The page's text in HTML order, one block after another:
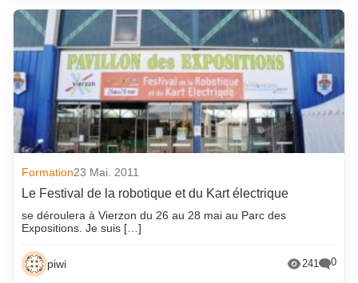
Formation23 Mai. 2011
Le Festival de la robotique et du Kart électrique
se déroulera à Vierzon du 26 au 28 mai au Parc des
Expositions. Je suis […]
piwi 241 0